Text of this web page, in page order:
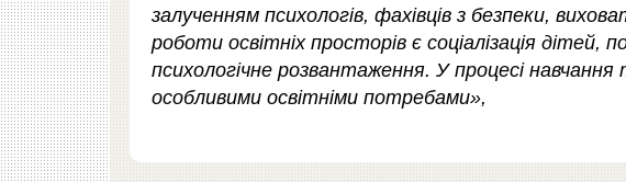
залученням психологів, фахівців з безпеки,
роботи освітніх просторів є соціалізація дітей,
психологічне розвантаження. У процесі
особливими освітніми потребами»,